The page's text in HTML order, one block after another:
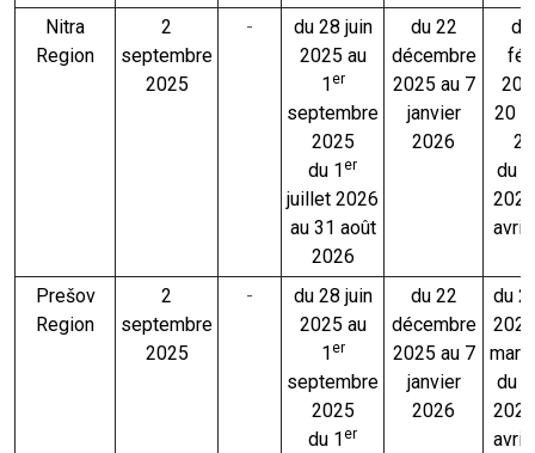
Nitra
Region
2
septembre
2025
-
du 28 juin
2025 au
1er
septembre
2025
du 1er
juillet 2026
au 31 août
2026
du 22
décembre
2025 au 7
janvier
2026
20
du
avril
Prešov
Region
2
septembre
2025
-
du 28 juin
2025 au
1er
septembre
2025
du 1er
du 22
décembre
2025 au 7
janvier
2026
du 2
du
avril